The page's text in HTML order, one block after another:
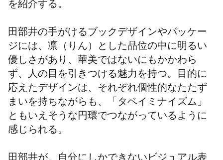
を紹介する。
田部井の手がけるブックデザインやパッケー
ジには、凛 （りん）
とした品位の中に明るい
優しさがあり、華美ではないにもかかわら
ず、人の目を 引きつける魅力を持つ。目的に
応えたデザインは、それぞれ個性的なたたず
まいを持ちながらも、「タベイミナイズム」
ともいえそうな円環でつながっているように
感じられる。